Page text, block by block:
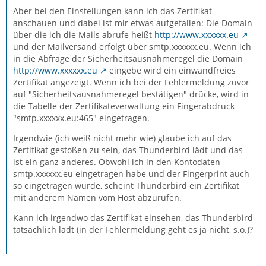
Aber bei den Einstellungen kann ich das Zertifikat
anschauen und dabei ist mir etwas aufgefallen: Die Domain
über die ich die Mails abrufe heißt http://www.xxxxxx.eu
und der Mailversand erfolgt über smtp.xxxxxx.eu. Wenn ich
in die Abfrage der Sicherheitsausnahmeregel die Domain
http://www.xxxxxx.eu
eingebe wird ein einwandfreies
Zertifikat angezeigt. Wenn ich bei der Fehlermeldung zuvor
auf "Sicherheitsausnahmeregel bestätigen" drücke, wird in
die Tabelle der Zertifikateverwaltung ein Fingerabdruck
"smtp.xxxxxx.eu:465" eingetragen.
Irgendwie (ich weiß nicht mehr wie) glaube ich auf das
Zertifikat gestoßen zu sein, das Thunderbird lädt und das
ist ein ganz anderes. Obwohl ich in den Kontodaten
smtp.xxxxxx.eu eingetragen habe und der Fingerprint auch
so eingetragen wurde, scheint Thunderbird ein Zertifikat
mit anderem Namen vom Host abzurufen.
Kann ich irgendwo das Zertifikat einsehen, das Thunderbird
tatsächlich lädt (in der Fehlermeldung geht es ja nicht, s.o.)?